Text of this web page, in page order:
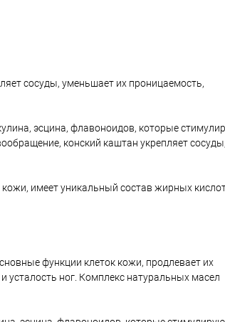
сосуды, уменьшает их проницаемость,
эсцина, флавоноидов, которые
конский каштан укрепляет сосуды,
имеет уникальный состав жирных
функции клеток кожи, продлевает их
ног. Комплекс натуральных масел